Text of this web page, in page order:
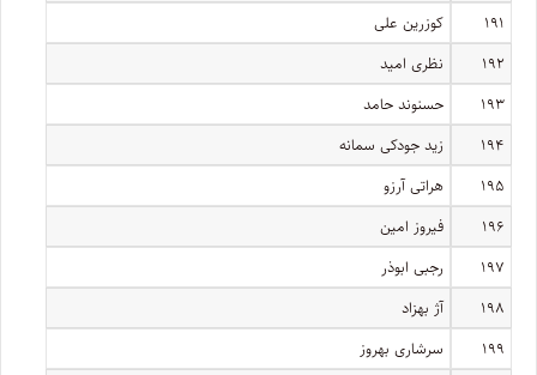
۱۹۱
کوزرین علی
۱۹۲
نظری امید
۱۹۳
حسنوند حامد
۱۹۴
زید جودکی سمانه
۱۹۵
هراتی آرزو
۱۹۶
فیروز امین
۱۹۷
رجبی ابوذر
۱۹۸
آژ بهزاد
۱۹۹
سرشاری بهروز